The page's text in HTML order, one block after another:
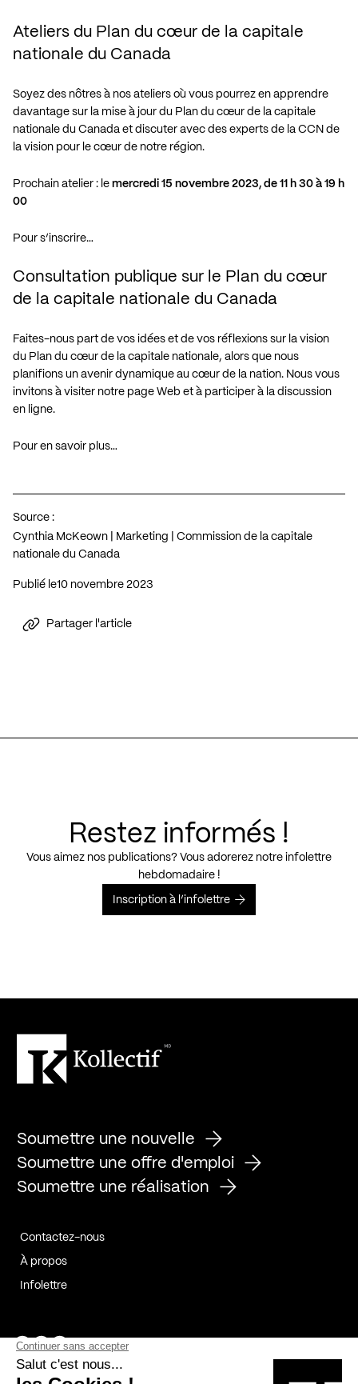
Ateliers du Plan du cœur de la capitale
nationale du Canada
Soyez des nôtres à nos ateliers où vous pourrez en apprendre
davantage sur la mise à jour du Plan du cœur de la capitale
nationale du Canada et discuter avec des experts de la CCN de
la vision pour le cœur de notre région.
Prochain atelier : le mercredi 15 novembre 2023, de 11 h 30 à 19 h
00
Pour s’inscrire…
Consultation publique sur le Plan du cœur
de la capitale nationale du Canada
Faites-nous part de vos idées et de vos réflexions sur la vision
du Plan du cœur de la capitale nationale, alors que nous
planifions un avenir dynamique au cœur de la nation. Nous vous
invitons à visiter notre page Web et à participer à la discussion
en ligne.
Pour en savoir plus…
Source :
Cynthia McKeown | Marketing | Commission de la capitale
nationale du Canada
Publié le 10 novembre 2023
Partager l'article
Restez informés !
Vous aimez nos publications? Vous adorerez notre infolettre
hebdomadaire !
Inscription à l’infolettre
Soumettre une nouvelle
Soumettre une offre d'emploi
Soumettre une réalisation
Contactez-nous
À propos
Infolettre
Page Facebook de Kollectif
Page Instagram de Kollectif
Page Linkedin de Kollectif